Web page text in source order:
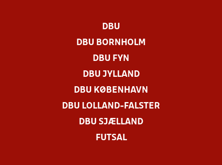
DBU
DBU BORNHOLM
DBU FYN
DBU JYLLAND
DBU KØBENHAVN
DBU LOLLAND-FALSTER
DBU SJÆLLAND
FUTSAL